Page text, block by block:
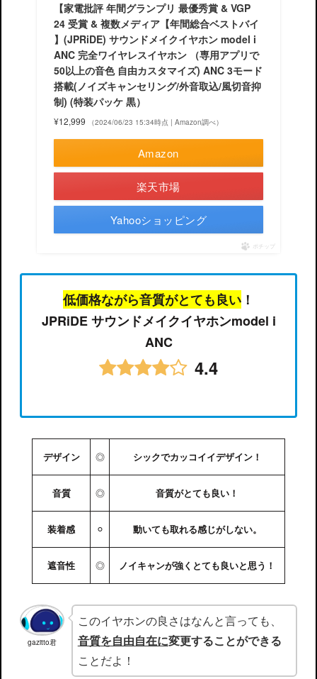
【家電批評 年間グランプリ 最優秀賞 & VGP
24 受賞 & 複数メディア【年間総合ベストバイ
】(JPRiDE) サウンドメイクイヤホン model i
ANC 完全ワイヤレスイヤホン （専用アプリで
50以上の音色 自由カスタマイズ) ANC 3モード
搭載(ノイズキャンセリング/外音取込/風切音抑
制) (特装パッケ 黒）
¥12,999 （2024/06/23 15:34時点 | Amazon調べ）
Amazon
楽天市場
Yahooショッピング
ポチップ
低価格ながら音質がとても良い ！
JPRiDE サウンドメイクイヤホンmodel i
ANC
4.4
デザイン ◎ シックでカッコイイデザイン！
音質 ◎ 音質がとても良い！
装着感 ⚪︎ 動いても取れる感じがしない。
遮音性 ◎ ノイキャンが強くとても良いと思う！
gazitto君
このイヤホンの良さはなんと言っても、
音質を自由自在に変更することができる
ことだよ！